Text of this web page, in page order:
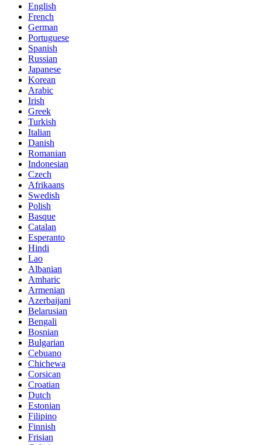
English
French
German
Portuguese
Spanish
Russian
Japanese
Korean
Arabic
Irish
Greek
Turkish
Italian
Danish
Romanian
Indonesian
Czech
Afrikaans
Swedish
Polish
Basque
Catalan
Esperanto
Hindi
Lao
Albanian
Amharic
Armenian
Azerbaijani
Belarusian
Bengali
Bosnian
Bulgarian
Cebuano
Chichewa
Corsican
Croatian
Dutch
Estonian
Filipino
Finnish
Frisian